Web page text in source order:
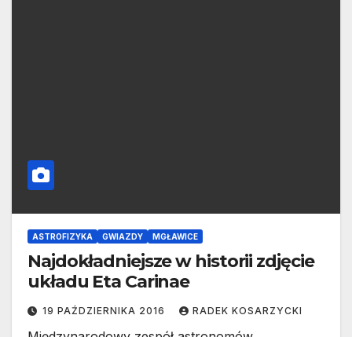
ASTROFIZYKA GWIAZDY MGŁAWICE
Najdokładniejsze w historii zdjęcie
układu Eta Carinae
19 PAŹDZIERNIKA 2016 RADEK KOSARZYCKI